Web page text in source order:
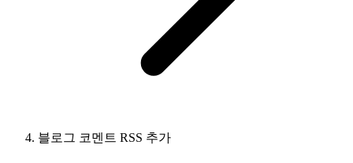
블로그 코멘트 RSS 추가